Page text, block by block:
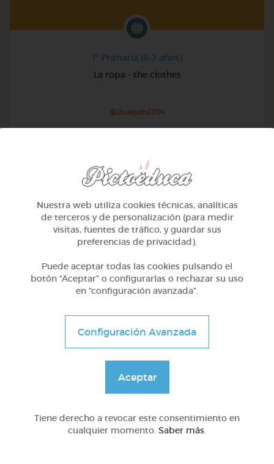
1º Primaria (6-7 años)
La ropa - the clothes
@Joaquin2204
Otros
Sílabas trabadas
DOCS (5)
Nuestra web utiliza cookies técnicas, analíticas
de terceros y de personalización (para medir
visitas, fuentes de tráfico, y guardar sus
preferencias de privacidad).
Puede aceptar todas las cookies pulsando el
botón “Aceptar” o configurarlas o rechazar su uso
en “configuración avanzada”.
Configuración Avanzada
Aceptar
Tiene derecho a revocar este consentimiento en
cualquier momento. Saber más.